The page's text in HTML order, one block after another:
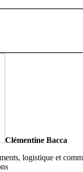
Clémentine Bacca
logistique et